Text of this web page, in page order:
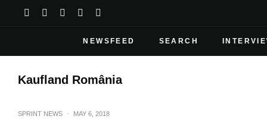
NEWSFEED SEARCH
Kaufland România
SPRINT NEWS · MAY 6, 2018